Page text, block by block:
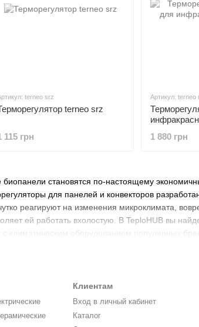
биопанели становятся по-настоящему
для панелей и конвекторов
реагируют на изменения микроклимата,
ей работать вхолостую. В TeploHUB вы
климатическим оборудованием популярных
terneo srz
terneo srz
115 грн
Артикул: terneo
1 880 грн
Клиентам
Вход в личный кабинет
Каталог